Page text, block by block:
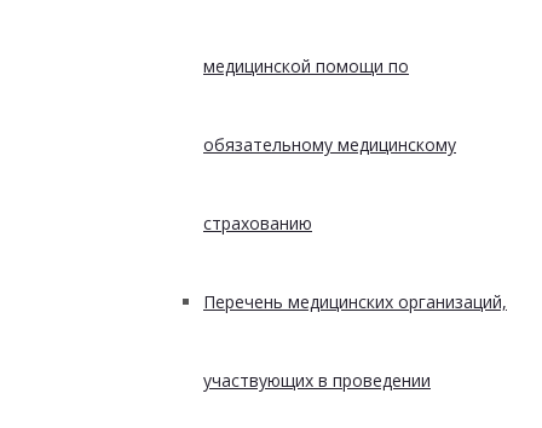
медицинской помощи по
обязательному медицинскому
страхованию
Перечень медицинских организаций,
участвующих в проведении